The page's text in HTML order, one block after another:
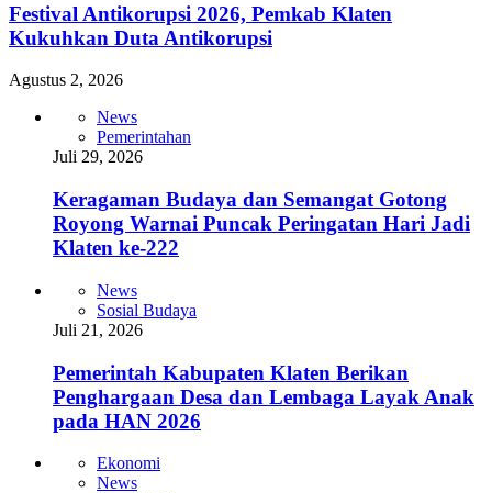
Festival Antikorupsi 2026, Pemkab Klaten
Kukuhkan Duta Antikorupsi
Agustus 2, 2026
News
Pemerintahan
Juli 29, 2026
Keragaman Budaya dan Semangat Gotong
Royong Warnai Puncak Peringatan Hari Jadi
Klaten ke-222
News
Sosial Budaya
Juli 21, 2026
Pemerintah Kabupaten Klaten Berikan
Penghargaan Desa dan Lembaga Layak Anak
pada HAN 2026
Ekonomi
News